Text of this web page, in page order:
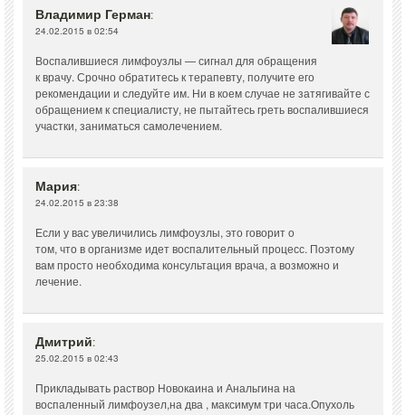
Владимир Герман:
24.02.2015 в 02:54
Воспалившиеся лимфоузлы — сигнал для обращения
к врачу. Срочно обратитесь к терапевту, получите его
рекомендации и следуйте им. Ни в коем случае не затягивайте с
обращением к специалисту, не пытайтесь греть воспалившиеся
участки, заниматься самолечением.
Мария:
24.02.2015 в 23:38
Если у вас увеличились лимфоузлы, это говорит о
том, что в организме идет воспалительный процесс. Поэтому
вам просто необходима консультация врача, а возможно и
лечение.
Дмитрий:
25.02.2015 в 02:43
Прикладывать раствор Новокаина и Анальгина на
воспаленный лимфоузел,на два , максимум три часа.Опухоль